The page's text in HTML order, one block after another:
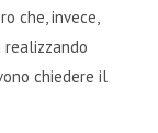
che, invece,
realizzando
chiedere il